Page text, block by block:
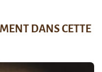
DANS CETTE